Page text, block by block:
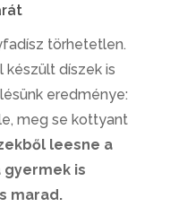
törhetetlen.
készült díszek is
eredménye:
meg se kottyant
leesne a
gyermek is
marad.